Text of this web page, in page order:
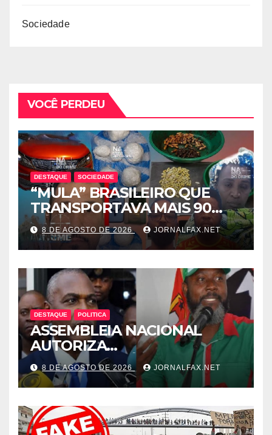
Sociedade
VOCÊ PERDEU
DESTAQUE SOCIEDADE
“MULA” BRASILEIRO QUE
TRANSPORTAVA MAIS 90
CÁPSULAS DE COCAÍNA
MORRE NO HOTEL EM
LUANDA
8 DE AGOSTO DE 2026 JORNALFAX.NET
DESTAQUE POLITICA
ASSEMBLEIA NACIONAL
AUTORIZA
INTERROGATÓRIO DE
ADRIANO SAPINALA NO
CASO “CAIXA TÉRMICA” E
CHIVUKUVUKU
8 DE AGOSTO DE 2026 JORNALFAX.NET